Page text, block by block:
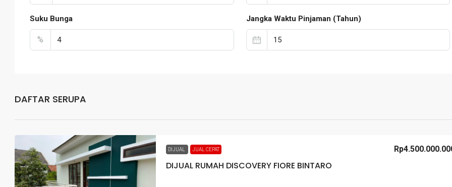
Suku Bunga
%
Jangka Waktu Pinjaman (Tahun)
DAFTAR SERUPA
DIJUAL JUAL CEPAT
DIJUAL RUMAH DISCOVERY FIORE BINTARO